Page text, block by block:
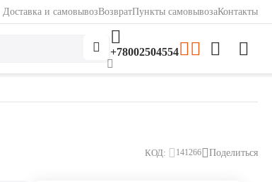
Доставка и самовывозВозвратПункты самовывозаКонтакты
+78002504554
КОД: 141266 Поделиться